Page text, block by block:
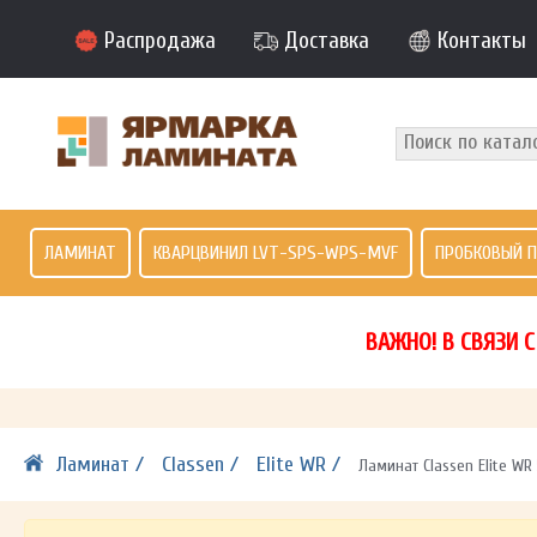
Распродажа Доставка Контакты
ЛАМИНАТ КВАРЦВИНИЛ LVT-SPS-WPS-MVF ПРОБКОВЫЙ
ВАЖНО! В СВЯЗИ
Ламинат / Classen / Elite WR / Ламинат Classen Elite